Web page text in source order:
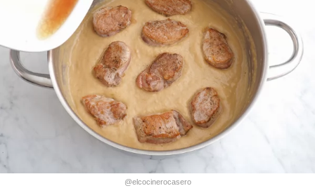
@elcocinerocasero